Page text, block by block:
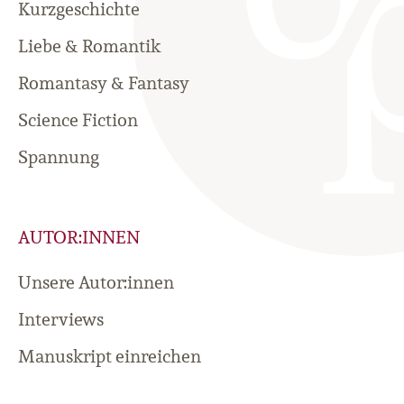
Kurzgeschichte
Liebe & Romantik
Romantasy & Fantasy
Science Fiction
Spannung
AUTOR:INNEN
Unsere Autor:innen
Interviews
Manuskript einreichen